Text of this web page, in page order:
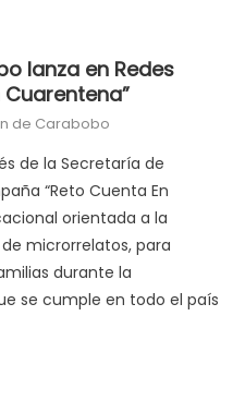
lanza en Redes
Cuarentena”
de Carabobo
de la Secretaría de
“Reto Cuenta En
orientada a la
microrrelatos, para
durante la
se cumple en todo el país